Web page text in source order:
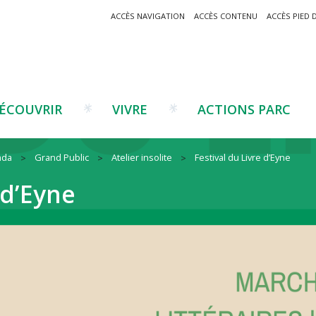
ACCÈS NAVIGATION ACCÈS CONTENU ACCÈS PIED
Traditions catalanes
Musées et sites
VIVRE
Un projet ?
La marque Valeurs Parc
ACTIONS PARC
Agriculture
Forêt-bois
Grand Public Atelier insolite Festival du Livre d’Eyne